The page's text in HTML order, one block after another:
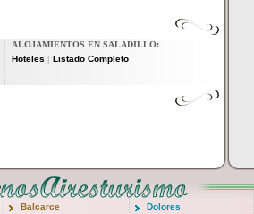
ALOJAMIENTOS EN SALADILLO:
Hoteles
Listado Completo
Balcarce
Dolores